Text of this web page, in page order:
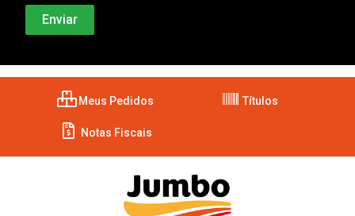
Meus Pedidos Títulos
Notas Fiscais